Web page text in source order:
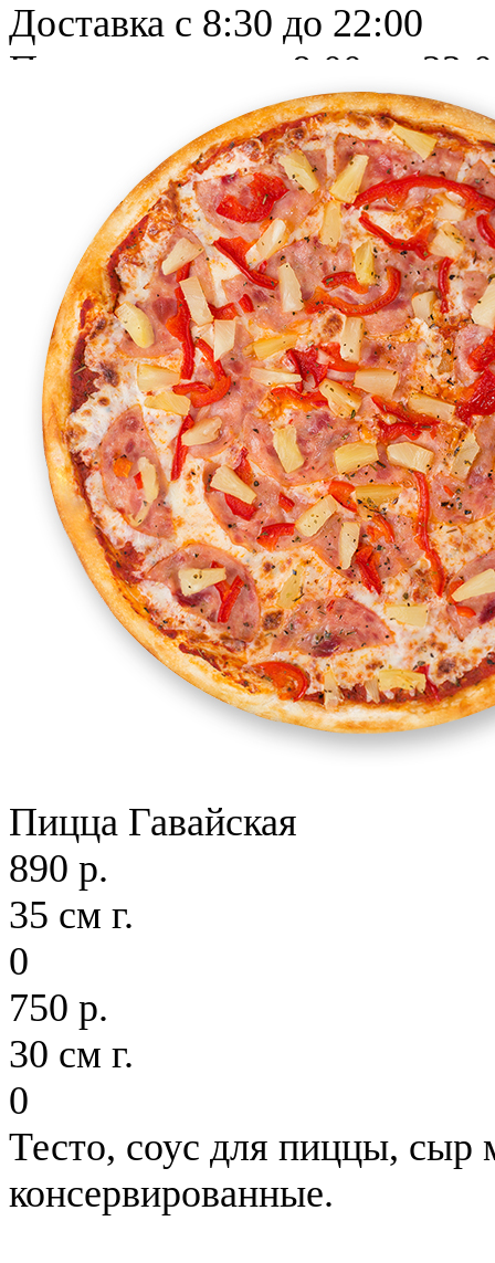
Доставка с 8:30 до 22:00
Прием заказов с 8:00 до
Пицца Гавайская
890 р.
35 см г.
0
750 р.
30 см г.
0
Тесто, соус для пиццы, сыр
консервированные.